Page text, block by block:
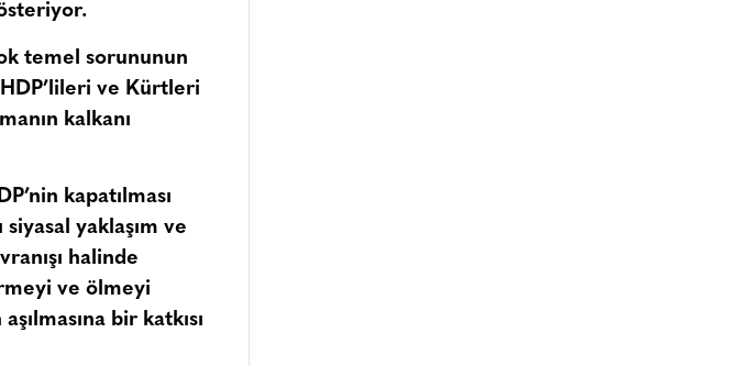
temel sorununun
ve Kürtleri
kalkanı
kapatılması
yaklaşım ve
halinde
ve ölmeyi
bir katkısı